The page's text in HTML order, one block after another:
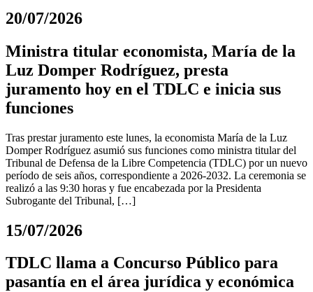
20/07/2026
Ministra titular economista, María de la
Luz Domper Rodríguez, presta
juramento hoy en el TDLC e inicia sus
funciones
Tras prestar juramento este lunes, la economista María de la Luz
Domper Rodríguez asumió sus funciones como ministra titular del
Tribunal de Defensa de la Libre Competencia (TDLC) por un nuevo
período de seis años, correspondiente a 2026-2032. La ceremonia se
realizó a las 9:30 horas y fue encabezada por la Presidenta
Subrogante del Tribunal, […]
15/07/2026
TDLC llama a Concurso Público para
pasantía en el área jurídica y económica